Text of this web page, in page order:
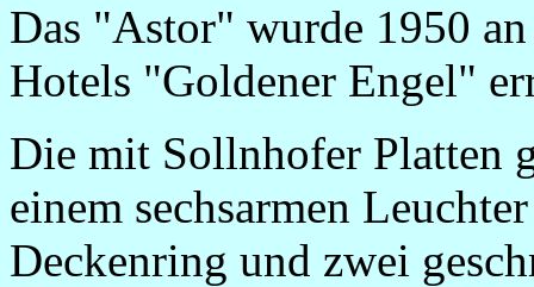
Das "Astor" wurde 1950
Hotels "Goldener Engel"
Die mit Sollnhofer Platten
einem sechsarmen
Deckenring und zwei